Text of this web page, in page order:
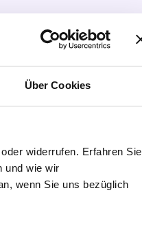
Über Cookies
widerrufen. Erfahren Sie
und wie wir
wenn Sie uns bezüglich